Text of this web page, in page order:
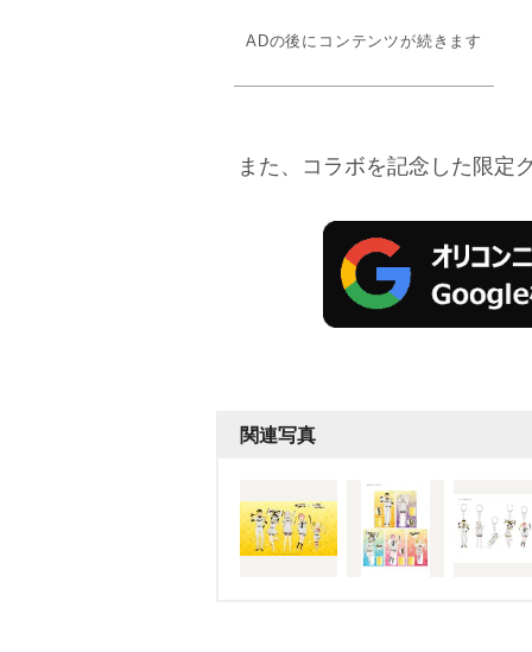
ADの後にコンテンツが続きます
また、コラボを記念した限定
関連写真